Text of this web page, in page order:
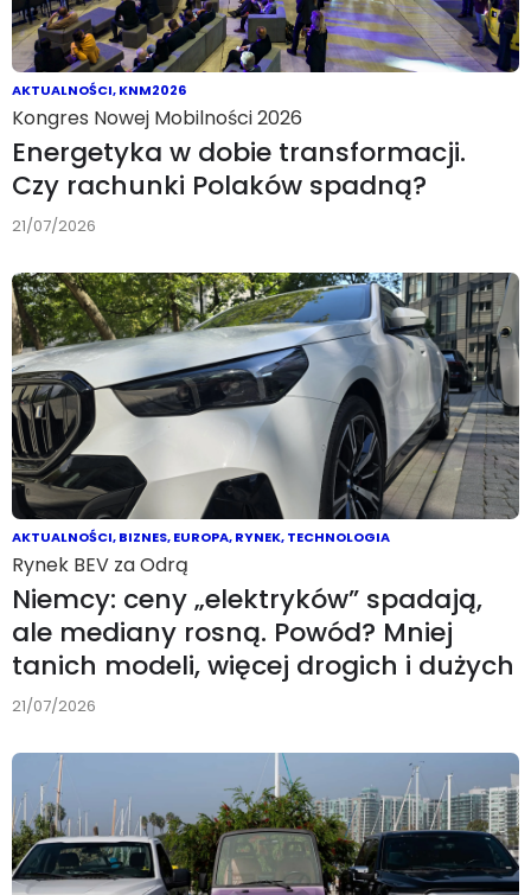
AKTUALNOŚCI,KNM2026
Kongres Nowej Mobilności 2026
Energetyka w dobie transformacji.
Czy rachunki Polaków spadną?
21/07/2026
AKTUALNOŚCI,BIZNES,EUROPA,RYNEK,TECHNOLOGIA
Rynek BEV za Odrą
Niemcy: ceny „elektryków” spadają,
ale mediany rosną. Powód? Mniej
tanich modeli, więcej drogich i dużych
21/07/2026